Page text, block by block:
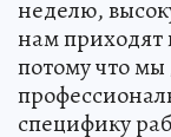
неделю,
нам приходят
потому что
специфику